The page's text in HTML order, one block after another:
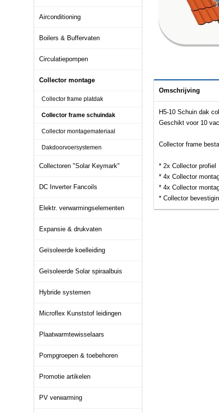
Airconditioning
Boilers & Buffervaten
Circulatiepompen
Collector montage
Collector frame platdak
Collector frame schuindak
Collector montagemateriaal
Dakdoorvoersystemen
Collectoren "Solar Keymark"
DC Inverter Fancoils
Elektr. verwarmingselementen
Expansie & drukvaten
Geïsoleerde koelleiding
Geïsoleerde Solar spiraalbuis
Hybride systemen
Microflex Kunststof leidingen
Plaatwarmtewisselaars
Pompgroepen & toebehoren
Promotie artikelen
PV verwarming
Omschrijving
H5-10 Schuin dak
Geschikt voor 10
Collector frame
* 2x Collector profiel
* 4x Collector
* 4x Collector
* Collector